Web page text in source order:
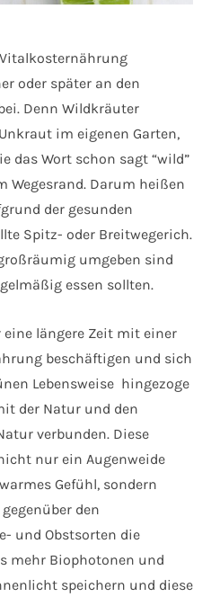
Vitalkosternährung
oder später an den
Denn Wildkräuter
im eigenen Garten,
das Wort schon sagt “wild”
Wegesrand. Darum heißen
der gesunden
Spitz- oder Breitwegerich.
umgeben sind
essen sollten.
längere Zeit mit einer
beschäftigen und sich
Lebensweise hingezoge
der Natur und den
verbunden. Diese
nur ein Augenweide
Gefühl, sondern
den
und Obstsorten die
mehr Biophotonen und
speichern und diese